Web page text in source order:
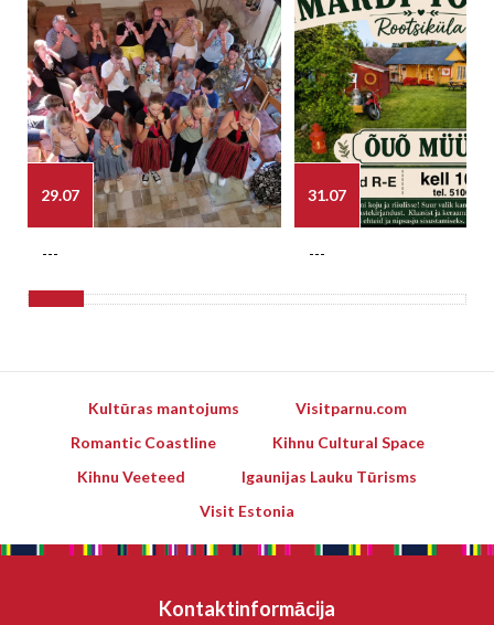
29.07
---
31.07
---
Kultūras mantojums
Visitparnu.com
Romantic Coastline
Kihnu Cultural Space
Kihnu Veeteed
Igaunijas Lauku Tūrisms
Visit Estonia
Kontaktinformācija